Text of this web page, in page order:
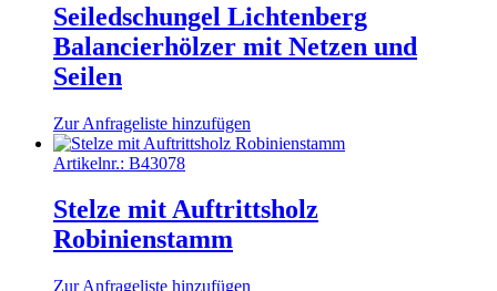
Seiledschungel Lichtenberg
Balancierhölzer mit Netzen und
Seilen
Zur Anfrageliste hinzufügen
Artikelnr.: B43078
Stelze mit Auftrittsholz
Robinienstamm
Zur Anfrageliste hinzufügen